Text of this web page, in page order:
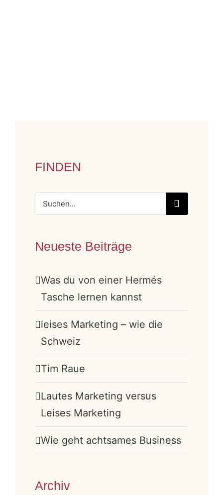
FINDEN
Suche
nach:
Neueste Beiträge
Was du von einer Hermés
Tasche lernen kannst
leises Marketing – wie die
Schweiz
Tim Raue
Lautes Marketing versus
Leises Marketing
Wie geht achtsames Business
Archiv